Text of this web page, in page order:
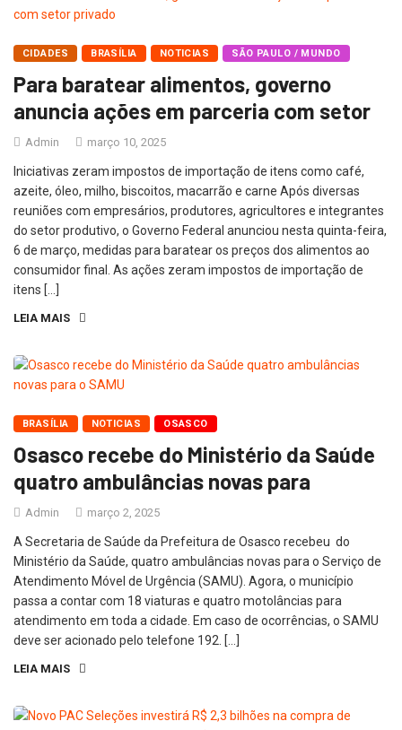
CIDADES BRASÍLIA NOTICIAS SÃO PAULO / MUNDO
Para baratear alimentos, governo
anuncia ações em parceria com setor
Admin março 10, 2025
Iniciativas zeram impostos de importação de itens como café,
azeite, óleo, milho, biscoitos, macarrão e carne Após diversas
reuniões com empresários, produtores, agricultores e integrantes
do setor produtivo, o Governo Federal anunciou nesta quinta-feira,
6 de março, medidas para baratear os preços dos alimentos ao
consumidor final. As ações zeram impostos de importação de
itens […]
LEIA MAIS
BRASÍLIA NOTICIAS OSASCO
Osasco recebe do Ministério da Saúde
quatro ambulâncias novas para
Admin março 2, 2025
A Secretaria de Saúde da Prefeitura de Osasco recebeu do
Ministério da Saúde, quatro ambulâncias novas para o Serviço de
Atendimento Móvel de Urgência (SAMU). Agora, o município
passa a contar com 18 viaturas e quatro motolâncias para
atendimento em toda a cidade. Em caso de ocorrências, o SAMU
deve ser acionado pelo telefone 192. […]
LEIA MAIS